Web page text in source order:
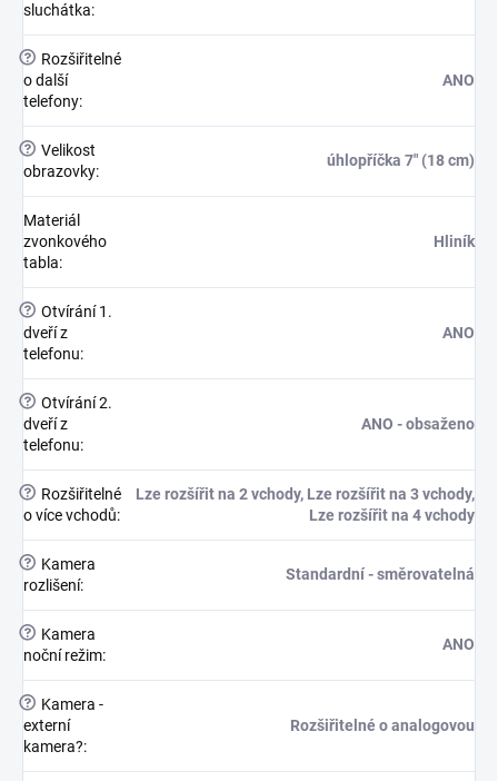
sluchátka:
?
Rozšiřitelné
o další
telefony:
ANO
? Velikost
obrazovky:
úhlopříčka 7" (18 cm)
Materiál
zvonkového
tabla:
Hliník
? Otvírání 1.
dveří z
telefonu:
ANO
? Otvírání 2.
dveří z
telefonu:
ANO - obsaženo
?
Rozšiřitelné
o více vchodů:
Lze rozšířit na 2 vchody, Lze rozšířit na 3 vchody,
Lze rozšířit na 4 vchody
?
Kamera
rozlišení:
Standardní - směrovatelná
?
Kamera
noční režim:
ANO
?
Kamera -
externí
kamera?:
Rozšiřitelné o analogovou